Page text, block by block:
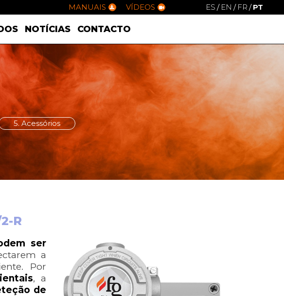
MANUAIS VÍDEOS ES / EN / FR / PT
NOTÍCIAS CONTACTO
5. Acessórios
R
ser
a
Por
, a
de